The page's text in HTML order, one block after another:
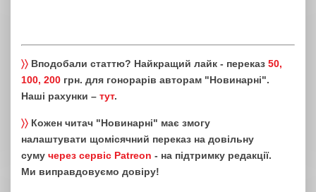
〉〉 Вподобали статтю? Найкращий лайк - переказ 50,
100, 200 грн. для гонорарів авторам "Новинарні".
Наші рахунки – тут.
〉〉 Кожен читач "Новинарні" має змогу
налаштувати щомісячний переказ на довільну
суму через сервіс Patreon - на підтримку редакції.
Ми виправдовуємо довіру!